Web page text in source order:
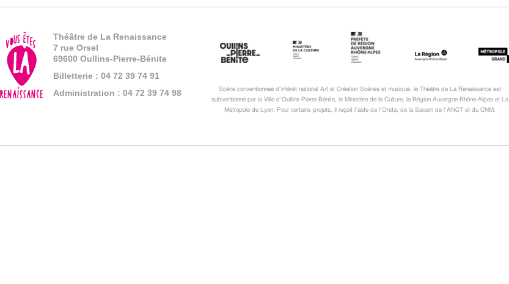
Théâtre de La Renaissance
7 rue Orsel
69600 Oullins-Pierre-Bénite
Billetterie : 04 72 39 74 91
Administration : 04 72 39 74 98
Scène conventionnée d’intérêt national Art et Création Scènes et musique, le Théâtre de La Renaissance est
subventionné par la Ville d’Oullins-Pierre-Bénite, le Ministère de la Culture, la Région Auvergne-Rhône-Alpes et La
Métropole de Lyon. Pour certains projets, il reçoit l’aide de l’Onda, de la Sacem de l’ANCT et du CNM.